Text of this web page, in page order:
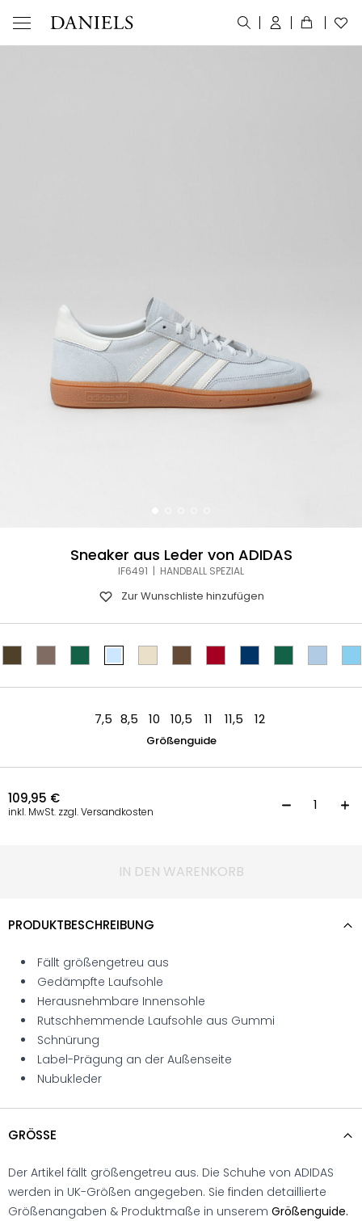
Sneaker aus Leder von ADIDAS
IF6491 | HANDBALL SPEZIAL
Zur Wunschliste hinzufügen
7,5 8,5 10 10,5 11 11,5 12
Größenguide
109,95 €
inkl. MwSt. zzgl. Versandkosten
IN DEN WARENKORB
PRODUKTBESCHREIBUNG
Fällt größengetreu aus
Gedämpfte Laufsohle
Herausnehmbare Innensohle
Rutschhemmende Laufsohle aus Gummi
Schnürung
Label-Prägung an der Außenseite
Nubukleder
GRÖSSE
Der Artikel fällt größengetreu aus. Die Schuhe von ADIDAS
werden in UK-Größen angegeben. Sie finden detaillierte
Größenangaben & Produktmaße in unserem Größenguide.